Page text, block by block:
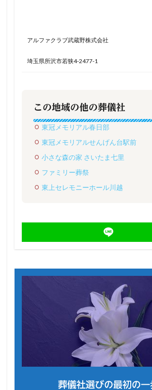
アルファクラブ武蔵野株式会社
埼玉県所沢市若狭4-2477-1
この地域の他の葬儀社
東冠メモリアル春日部
東冠メモリアルせんげん台駅前
小さな森の家 さいたま七里
ファミリー葬祭
東上セレモニーホール川越
葬儀社選びの最初の一